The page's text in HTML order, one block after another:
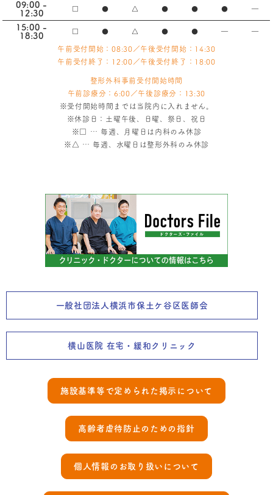
09:00 -
12:30
□ ● △ ● ● ● ―
15:00 -
18:30
□ ● △ ● ● ― ―
午前受付開始：08:30／午後受付開始：14:30
午前受付終了：12:00／午後受付終了：18:00
整形外科事前受付開始時間
午前診療分：6:00／午後診療分：13:30
※受付開始時間までは当院内に入れません。
※休診日：土曜午後、日曜、祭日、祝日
※ □
… 毎週、月曜日は内科のみ休診
※ △ … 毎週、水曜日は整形外科のみ休診
一般社団法人横浜市保土ケ谷区医師会
横山医院 在宅・緩和クリニック
施設基準等で定められた掲示について
高齢者虐待防止のための指針
個人情報のお取り扱いについて